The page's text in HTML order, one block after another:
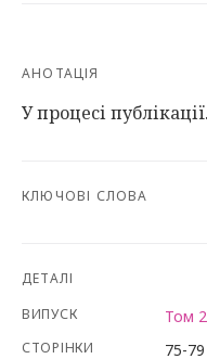
АНОТАЦІЯ
У процесі
КЛЮЧОВІ СЛОВА
ДЕТАЛІ
ВИПУСК
Том
СТОРІНКИ 75-79